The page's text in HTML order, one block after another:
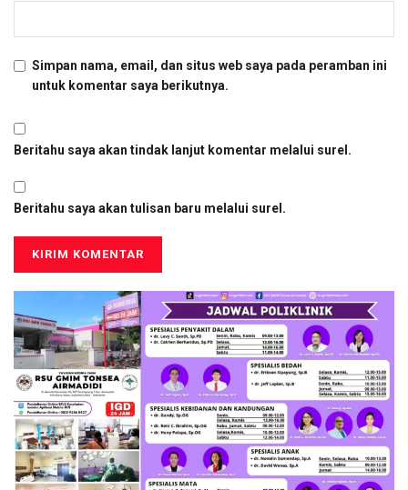
Simpan nama, email, dan situs web saya pada peramban ini
untuk komentar saya berikutnya.
Beritahu saya akan tindak lanjut komentar melalui surel.
Beritahu saya akan tulisan baru melalui surel.